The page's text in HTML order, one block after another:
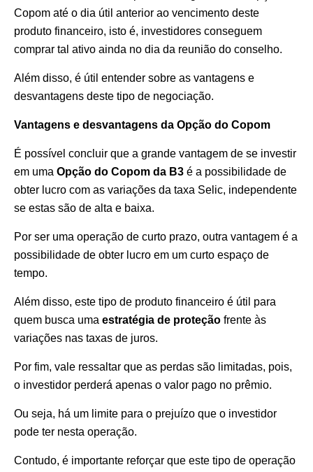
Copom até o dia útil anterior ao vencimento deste
produto financeiro, isto é, investidores conseguem
comprar tal ativo ainda no dia da reunião do conselho.
Além disso, é útil entender sobre as vantagens e
desvantagens deste tipo de negociação.
Vantagens e desvantagens da Opção do Copom
É possível concluir que a grande vantagem de se investir
em uma Opção do Copom da B3 é a possibilidade de
obter lucro com as variações da taxa Selic, independente
se estas são de alta e baixa.
Por ser uma operação de curto prazo, outra vantagem é a
possibilidade de obter lucro em um curto espaço de
tempo.
Além disso, este tipo de produto financeiro é útil para
quem busca uma estratégia de proteção frente às
variações nas taxas de juros.
Por fim, vale ressaltar que as perdas são limitadas, pois,
o investidor perderá apenas o valor pago no prêmio.
Ou seja, há um limite para o prejuízo que o investidor
pode ter nesta operação.
Contudo, é importante reforçar que este tipo de operação